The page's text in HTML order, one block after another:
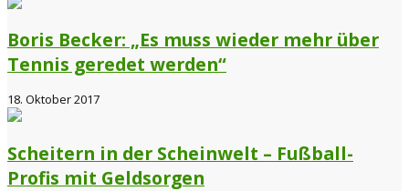
Boris Becker: „Es muss wieder mehr über
Tennis geredet werden“
18. Oktober 2017
Scheitern in der Scheinwelt – Fußball-
Profis mit Geldsorgen